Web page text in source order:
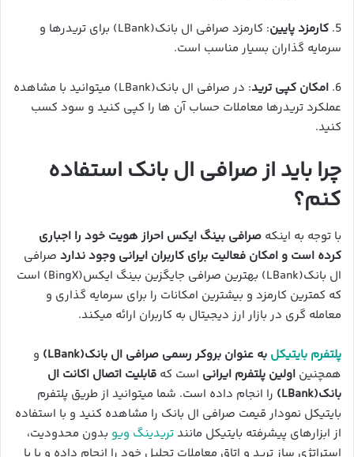
5. کارمزد پایین
: کارمزد صرافی ال بانک(LBank) برای تریدرها و
سرمایه گذاران بسیار مناسب است.
6. امکان کپی ترید
: در صرافی ال بانک(LBank) میتوانید با مشاهده
عملکرد تریدرها معاملات حساب آن ها را کپی کنید و سود کسب
کنید.
چرا باید از صرافی ال بانک استفاده
کنم؟
با توجه به اینکه صرافی بینگ ایکس احراز هویت خود را اجباری
کرده است و امکان فعالیت برای کاربران ایرانی وجود ندارد صرافی
ال بانک(LBank) بهترین صرافی جایگزین بینگ ایکس(BingX) است
که کمترین کارمزد و بیشترین امکانات را برای سرمایه گذاری و
معامله گری در بازار ارز دیجیتال به کاربران ارائه میکند.
پلتفرم بایتیکل به عنوان بروکر رسمی صرافی ال بانک(LBank)
و
همچنین اولین پلتفرم ایرانی است که قابلیت اتصال اکانت ال
بانک(LBank)
را انجام داده است. شما میتوانید از طریق پلتفرم
بایتیکل نمودار قیمت صرافی ال بانک را مشاهده کنید و با استفاده
از ابزارهای پیشرفته بایتیکل مانندتریدینگ ویو بدون محدودیت،
استراتژی ساز ترید و اتاق معاملات تحلیل خود را انجام داده و یا با